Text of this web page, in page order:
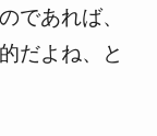
であれば、
だよね、と